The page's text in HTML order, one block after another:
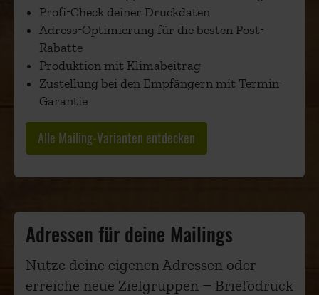
Profi-Check deiner Druckdaten
Adress-Optimierung für die besten Post-
Rabatte
Produktion mit Klimabeitrag
Zustellung bei den Empfängern mit Termin-
Garantie
Alle Mailing-Varianten entdecken
Adressen für deine Mailings
Nutze deine eigenen Adressen oder
erreiche neue Zielgruppen – Briefodruck